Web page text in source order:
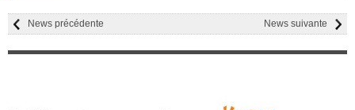
News suivante
News précédente